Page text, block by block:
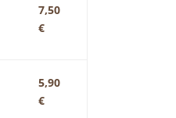
7,50
€
5,90
€